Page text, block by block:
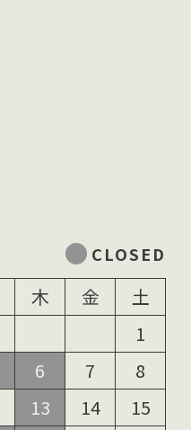
木 金
土
1
6 7
8
13 14
15